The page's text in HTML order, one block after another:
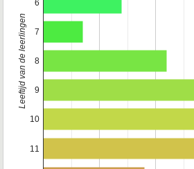
6
7
8
9
10
11
Leeftijd van de leerlingen